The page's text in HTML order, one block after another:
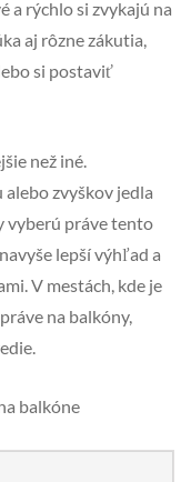
a rýchlo si zvykajú na
aj rôzne zákutia,
si postaviť
než iné.
zvyškov jedla
vyberú práve tento
lepší výhľad a
V mestách, kde je
na balkóny,
balkóne